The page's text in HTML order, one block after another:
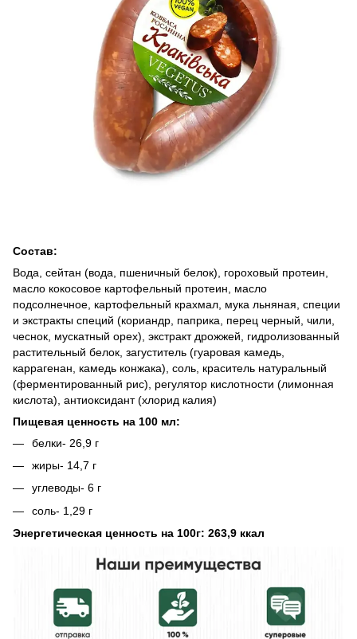
Состав:
Вода, сейтан (вода, пшеничный белок), гороховый протеин,
масло кокосовое картофельный протеин, масло
подсолнечное, картофельный крахмал, мука льняная, специи
и экстракты специй (кориандр, паприка, перец черный, чили,
чеснок, мускатный орех), экстракт дрожжей, гидролизованный
растительный белок, загуститель (гуаровая камедь,
каррагенан, камедь конжака), соль, краситель натуральный
(ферментированный рис), регулятор кислотности (лимонная
кислота), антиоксидант (хлорид калия)
Пищевая ценность на 100 мл:
белки- 26,9 г
жиры- 14,7 г
углеводы- 6 г
соль- 1,29 г
Энергетическая ценность на 100г: 263,9 ккал